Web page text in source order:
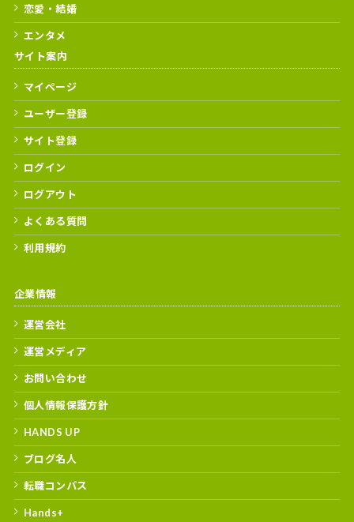
恋愛・結婚
エンタメ
サイト案内
マイページ
ユーザー登録
サイト登録
ログイン
ログアウト
よくある質問
利用規約
企業情報
運営会社
運営メディア
お問い合わせ
個人情報保護方針
HANDS UP
ブログ名人
転職コンパス
Hands+